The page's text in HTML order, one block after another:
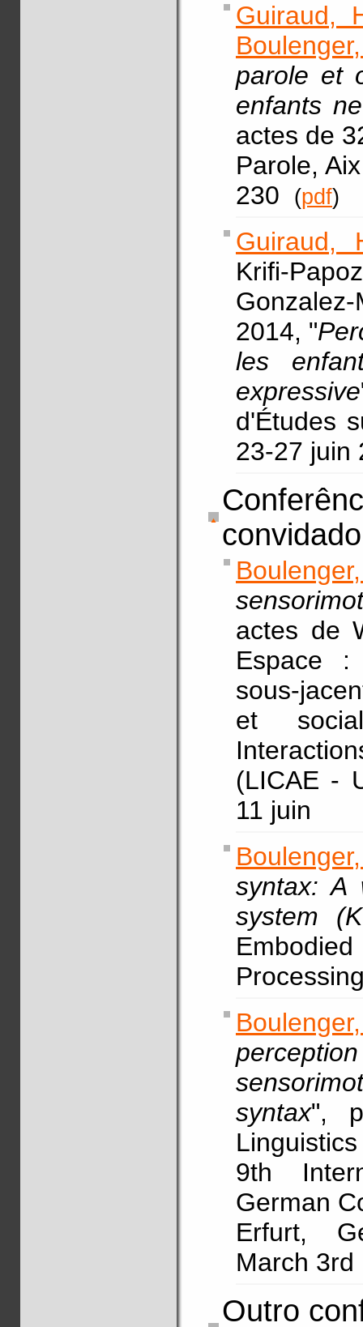
Guiraud,
parole et
enfants
actes de
Parole,
230
(pdf)
Guiraud,
Krifi-
2014, "
les
expressive
d'Études
23-27
actes de
Espace :
sous-
et
(LICAE -
11 juin
syntax: A
system
syntax",
9th
German
Erfurt,
March 3rd
Outro